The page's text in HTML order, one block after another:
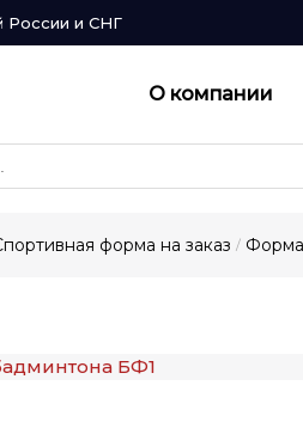
России и СНГ
О компании
форма на заказ / Форма